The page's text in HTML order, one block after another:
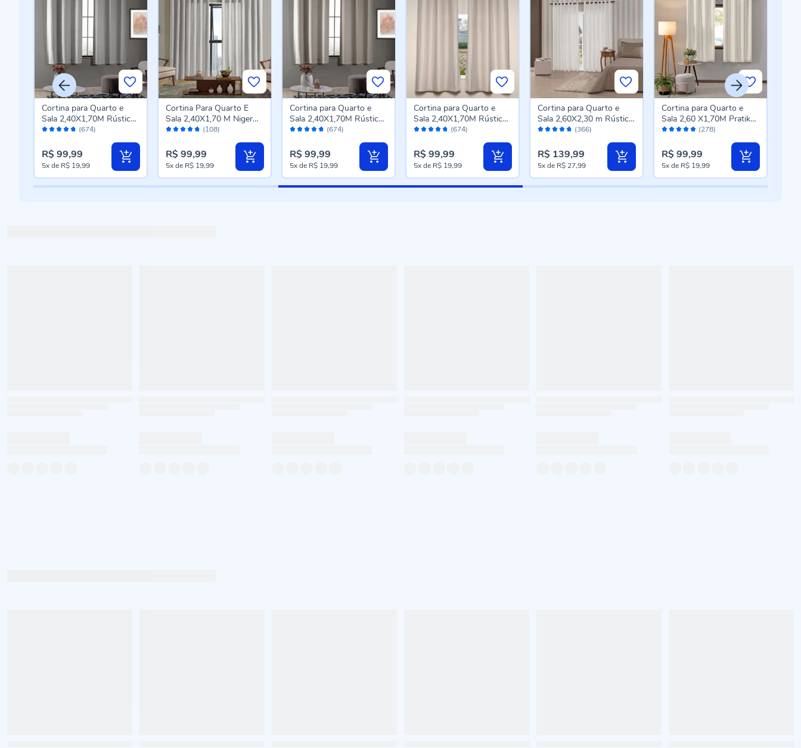
Avaliação: (674)
Cortina para Quarto e
Sala 2,40X1,70M Rústica
Veneza Havan Casa -
R$ 99,99
5xde R$ 19,99
Avaliação: (108)
Cortina Para Quarto E
Sala 2,40X1,70 M Niger
Havan Casa - Branca
R$ 99,99
5xde R$ 19,99
Avaliação: (674)
Cortina para Quarto e
Sala 2,40X1,70M Rústica
Veneza Havan Casa -
R$ 99,99
5xde R$ 19,99
Avaliação: (674)
Cortina para Quarto e
Sala 2,40X1,70M Rústica
Veneza Havan Casa -
R$ 99,99
5xde R$ 19,99
Avaliação: (366)
Cortina para Quarto e
Sala 2,60X2,30 m Rústica
Madri Havan Casa - Cru
R$ 139,99
5xde R$ 27,99
Avaliação: (278)
Cortina para Quarto e
Sala 2,60 X1,70M Pratika
Bellini Havan Casa - Areia
R$ 99,99
5xde R$ 19,99